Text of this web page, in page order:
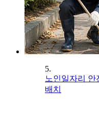
5.
노인일자리 안
배치